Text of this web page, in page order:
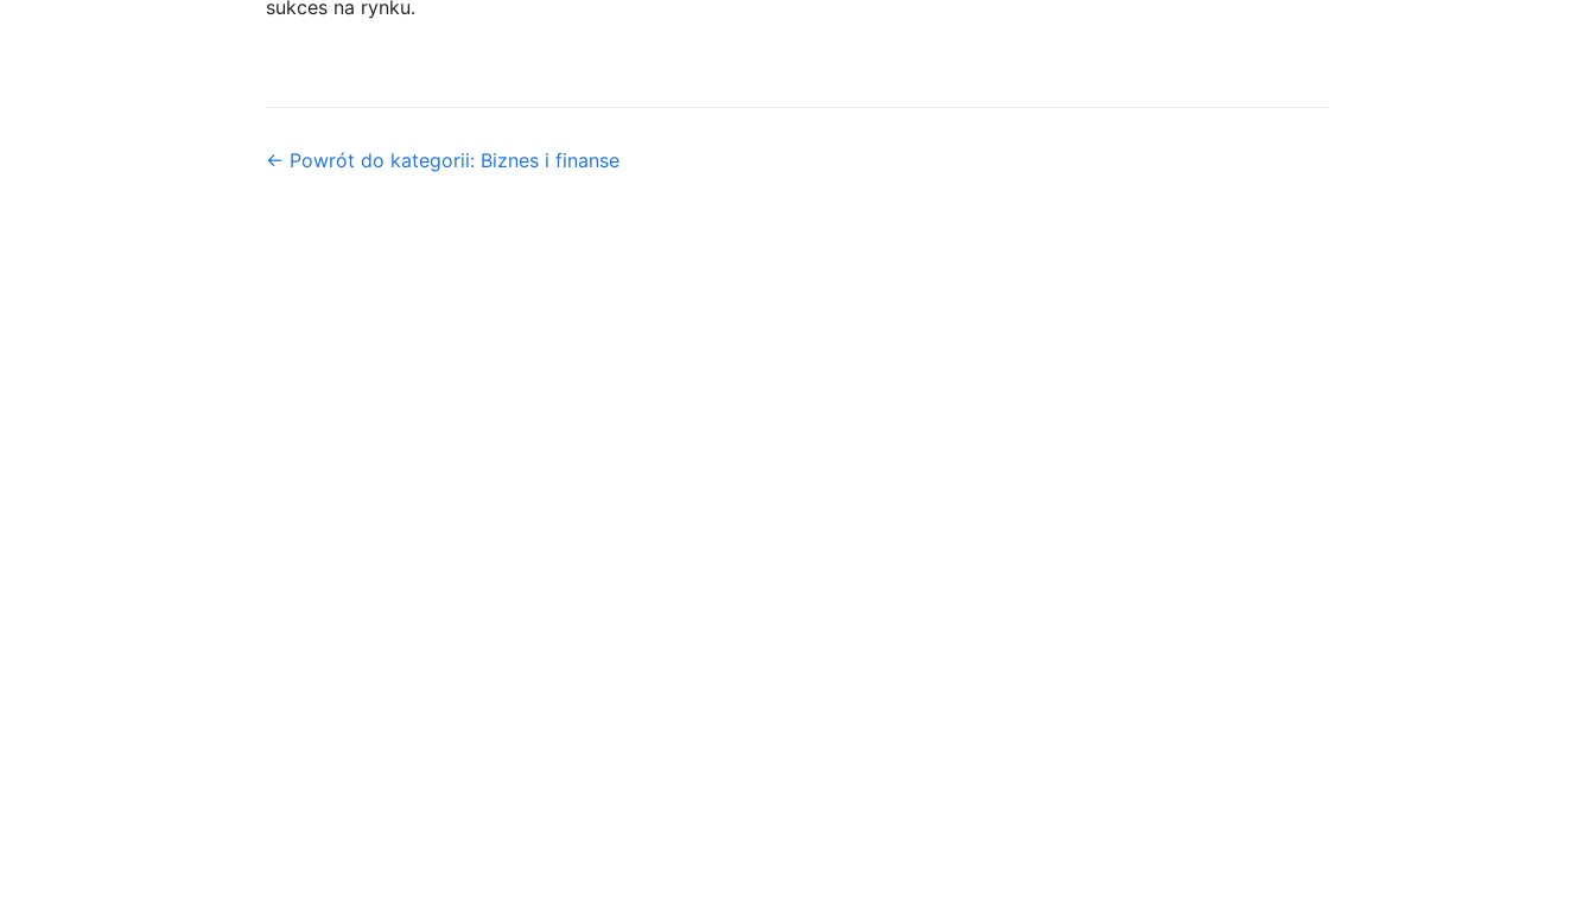
sukces na rynku.
← Powrót do kategorii: Biznes i finanse